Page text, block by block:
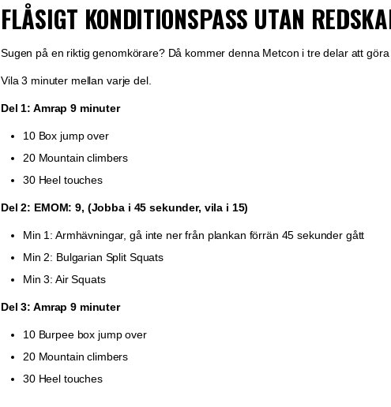
FLÅSIGT KONDITIONSPASS UTAN
Sugen på en riktig genomkörare? Då kommer denna Metcon i tre delar att göra
Vila 3 minuter mellan varje del.
Del 1: Amrap 9 minuter
10 Box jump over
20 Mountain climbers
30 Heel touches
Del 2: EMOM: 9, (Jobba i 45 sekunder, vila i 15)
Min 1: Armhävningar, gå inte ner från plankan förrän 45 sekunder gått
Min 2: Bulgarian Split Squats
Min 3: Air Squats
Del 3: Amrap 9 minuter
10 Burpee box jump over
20 Mountain climbers
30 Heel touches